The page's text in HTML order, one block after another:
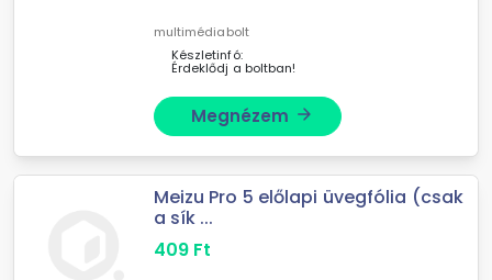
multimédiabolt
Készletinfó:
Érdeklődj a boltban!
Megnézem arrow_forward
Meizu Pro 5 előlapi üvegfólia (csak
a sík ...
409 Ft